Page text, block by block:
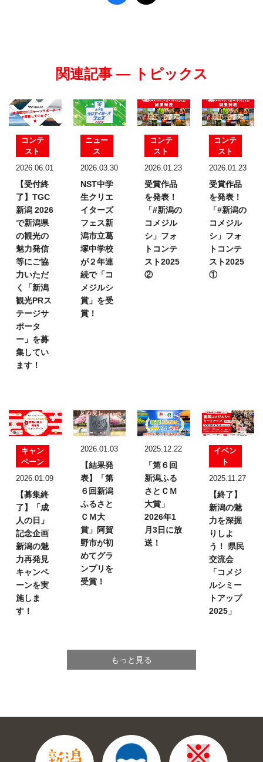
関連記事 — トピックス
コンテ
スト
2026.06.01
【受付終
了】TGC
新潟 2026
で新潟県
の観光の
魅力発信
等にご協
力いただ
く「新潟
観光PRス
テージサ
ポータ
ー」を募
集してい
ます！
ニュー
ス
2026.03.30
NST中学
生クリエ
イターズ
フェス新
潟市立葛
塚中学校
が２年連
続で「コ
メジルシ
賞」を受
賞！
コンテ
スト
2026.01.23
受賞作品
を発表！
「#新潟の
コメジル
シ」フォ
トコンテ
スト2025
②
コンテ
スト
2026.01.23
受賞作品
を発表！
「#新潟の
コメジル
シ」フォ
トコンテ
スト2025
①
キャン
ペーン
2026.01.09
【募集終
了】「成
人の日」
記念企画
新潟の魅
力再発見
キャンペ
ーンを実
施しま
す！
2026.01.03
【結果発
表】
「第
６回新潟
ふるさと
ＣＭ大
賞」 阿賀
野市が初
めてグラ
ンプリを
受賞！
2025.12.22
「第６回
新潟ふる
さとＣＭ
大賞」
2026年1
月3日に放
送！
イベン
ト
2025.11.27
【終了】
新潟の魅
力を深掘
りしよ
う！
県民
交流会
「コメジ
ルシミー
トアップ
2025」
もっと見る